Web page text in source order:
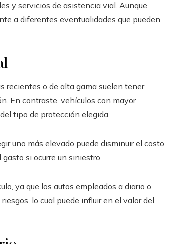
y servicios de asistencia vial. Aunque
a diferentes eventualidades que pueden
recientes o de alta gama suelen tener
En contraste, vehículos con mayor
tipo de protección elegida.
uno más elevado puede disminuir el costo
si ocurre un siniestro.
ya que los autos empleados a diario o
lo cual puede influir en el valor del